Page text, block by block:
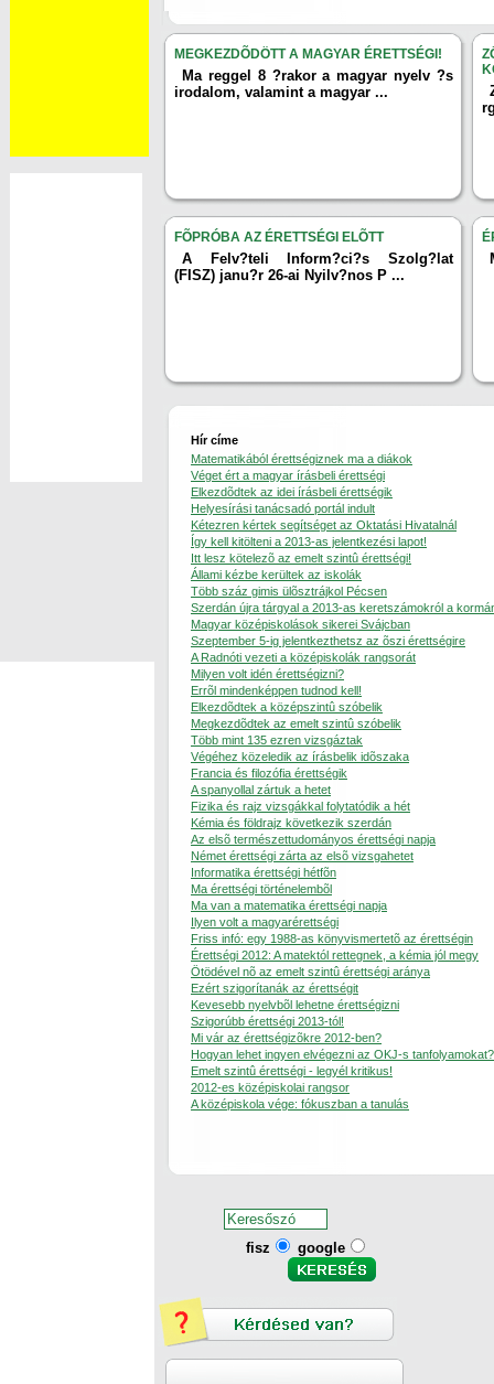
MEGKEZDÕDÖTT A MAGYAR ÉRETTSÉGI!
Ma reggel 8 ?rakor a magyar nyelv ?s
irodalom, valamint a magyar ...
FÕPRÓBA AZ ÉRETTSÉGI ELÕTT
A Felv?teli Inform?ci?s Szolg?lat
(FISZ) janu?r 26-ai Nyilv?nos P ...
Hír címe
Matematikából érettségiznek ma a diákok
Véget ért a magyar írásbeli érettségi
Elkezdõdtek az idei írásbeli érettségik
Helyesírási tanácsadó portál indult
Kétezren kértek segítséget az Oktatási Hivatalnál
Így kell kitölteni a 2013-as jelentkezési lapot!
Itt lesz kötelezõ az emelt szintû érettségi!
Állami kézbe kerültek az iskolák
Több száz gimis ülõsztrájkol Pécsen
Szerdán újra tárgyal a 2013-as keretszámokról a
Magyar középiskolások sikerei Svájcban
Szeptember 5-ig jelentkezthetsz az õszi érettségire
A Radnóti vezeti a középiskolák rangsorát
Milyen volt idén érettségizni?
Errõl mindenképpen tudnod kell!
Elkezdõdtek a középszintû szóbelik
Megkezdõdtek az emelt szintû szóbelik
Több mint 135 ezren vizsgáztak
Végéhez közeledik az írásbelik idõszaka
Francia és filozófia érettségik
A spanyollal zártuk a hetet
Fizika és rajz vizsgákkal folytatódik a hét
Kémia és földrajz következik szerdán
Az elsõ természettudományos érettségi napja
Német érettségi zárta az elsõ vizsgahetet
Informatika érettségi hétfõn
Ma érettségi történelembõl
Ma van a matematika érettségi napja
Ilyen volt a magyarérettségi
Friss infó: egy 1988-as könyvismertetõ az érettségin
Érettségi 2012: A matektól rettegnek, a kémia jól megy
Ötödével nõ az emelt szintû érettségi aránya
Ezért szigorítanák az érettségit
Kevesebb nyelvbõl lehetne érettségizni
Szigorúbb érettségi 2013-tól!
Mi vár az érettségizõkre 2012-ben?
Hogyan lehet ingyen elvégezni az OKJ-s tanfolyamokat?
Emelt szintû érettségi - legyél kritikus!
2012-es középiskolai rangsor
A középiskola vége: fókuszban a tanulás
fisz google